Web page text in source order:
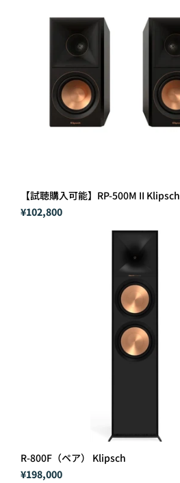
【試聴購入可能】RP-500M II Klipsch
¥102,800
R-800F（ペア） Klipsch
¥198,000